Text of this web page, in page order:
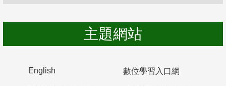
主題網站
English 數位學習入口網